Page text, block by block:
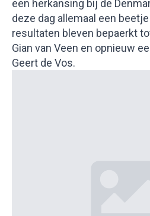
een herkansing bij de
deze dag allemaal een
resultaten bleven bepaerkt
Gian van Veen en opnieuw
Geert de Vos.